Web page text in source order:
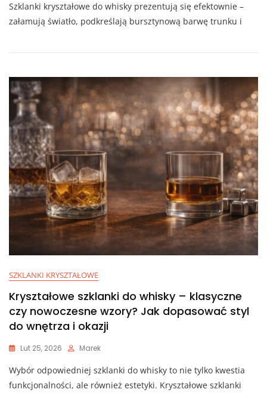
Szklanki kryształowe do whisky prezentują się efektownie –
załamują światło, podkreślają bursztynową barwę trunku i
SZKLANKI KRYSZTAŁOWE
Kryształowe szklanki do whisky – klasyczne
czy nowoczesne wzory? Jak dopasować styl
do wnętrza i okazji
Lut 25, 2026 Marek
Wybór odpowiedniej szklanki do whisky to nie tylko kwestia
funkcjonalności, ale również estetyki. Kryształowe szklanki